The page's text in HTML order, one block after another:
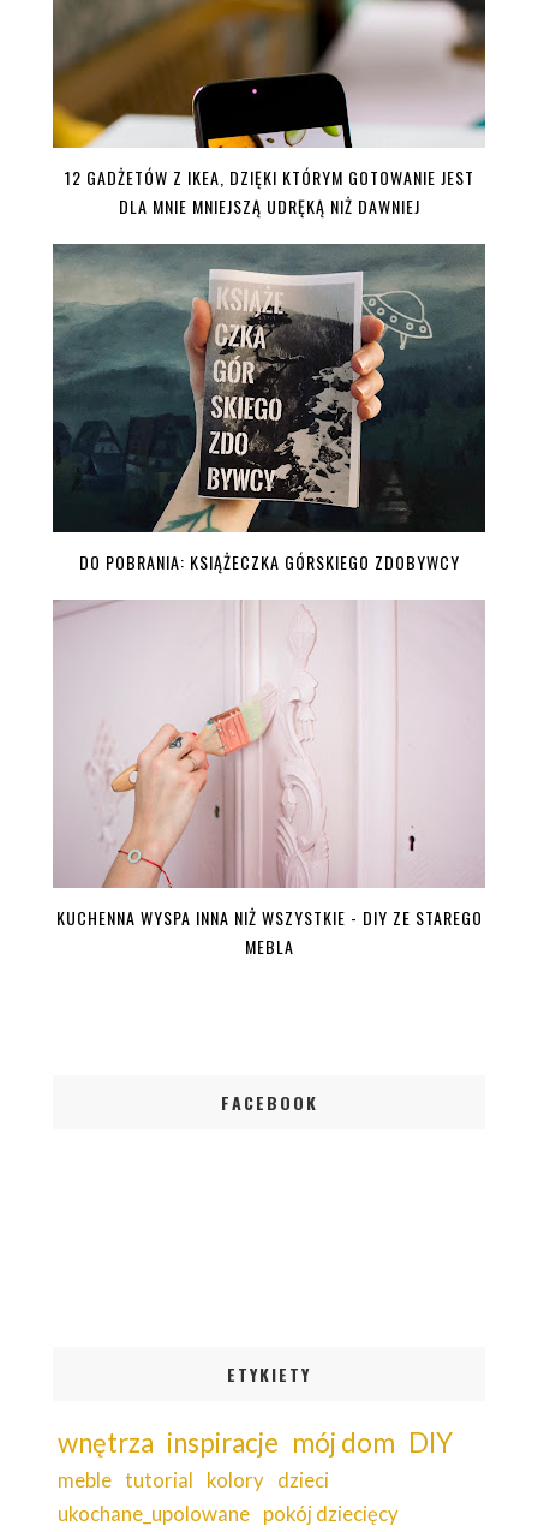
12 GADŻETÓW Z IKEA, DZIĘKI KTÓRYM GOTOWANIE JEST
DLA MNIE MNIEJSZĄ UDRĘKĄ NIŻ DAWNIEJ
DO POBRANIA: KSIĄŻECZKA GÓRSKIEGO ZDOBYWCY
KUCHENNA WYSPA INNA NIŻ WSZYSTKIE - DIY ZE STAREGO
MEBLA
FACEBOOK
ETYKIETY
wnętrza inspiracje mój dom DIY
meble tutorial kolory dzieci
ukochane_upolowane pokój dziecięcy